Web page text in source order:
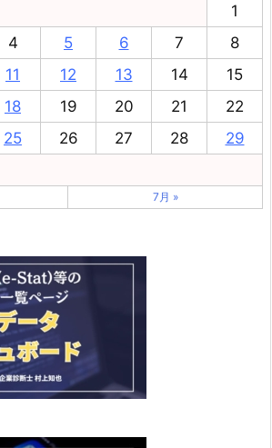
1
4 5 6 7
8
11 12 13 14
15
18 19 20 21
22
25 26 27 28
29
7月 »